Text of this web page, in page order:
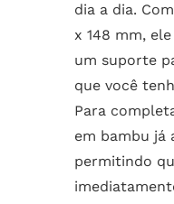
dia a dia.
x 148 mm,
um suporte
que você
Para
em bambu já
permitindo